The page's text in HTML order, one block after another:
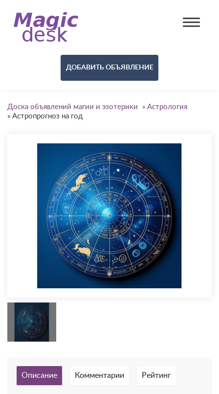
ДОБАВИТЬ ОБЪЯВЛЕНИЕ
Доска объявлений магии и эзотерики » Астрология
» Астропрогноз на год
Описание Комментарии Рейтинг